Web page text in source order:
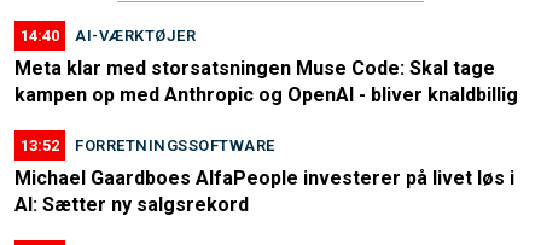
14:40 AI-VÆRKTØJER
Meta klar med storsatsningen Muse Code: Skal tage
kampen op med Anthropic og OpenAI - bliver knaldbillig
13:52 FORRETNINGSSOFTWARE
Michael Gaardboes AlfaPeople investerer på livet løs i
AI: Sætter ny salgsrekord